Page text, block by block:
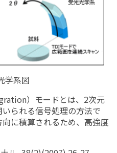
系図
）モードとは、2次元
られる信号処理の方法で
に積算されるため、高強度